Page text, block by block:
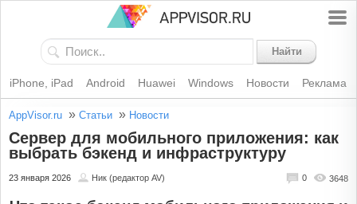
Найти
iPhone, iPad Android Huawei Windows Новости Реклама
AppVisor.ru » Статьи » Новости
Сервер для мобильного приложения: как
выбрать бэкенд и инфраструктуру
23 января 2026 Ник (редактор AV) 3648
0